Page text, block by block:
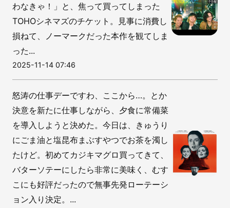
わなきゃ！」と、焦って買ってしまった
TOHOシネマズのチケット。見事に消費し
損ねて、ノーマークだった本作を観てしま
った...
2025-11-14 07:46
怒涛の仕事デーですわ、ここから…。とか
決意を新たに仕事しながら、夕食に常備菜
を導入しようと決めた。今日は、きゅうり
にごま油と塩昆布まぶすやつでお茶を濁し
たけど。初めてカジキマグロ買ってきて、
バターソテーにしたら非常に美味く、むす
こにも好評だったので無事先発ローテーシ
ョン入り決定。...